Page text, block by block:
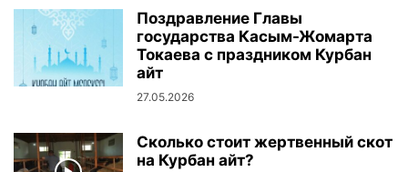
Поздравление Главы
государства Касым-Жомарта
Токаева с праздником Курбан
айт
27.05.2026
Сколько стоит жертвенный скот
на Курбан айт?